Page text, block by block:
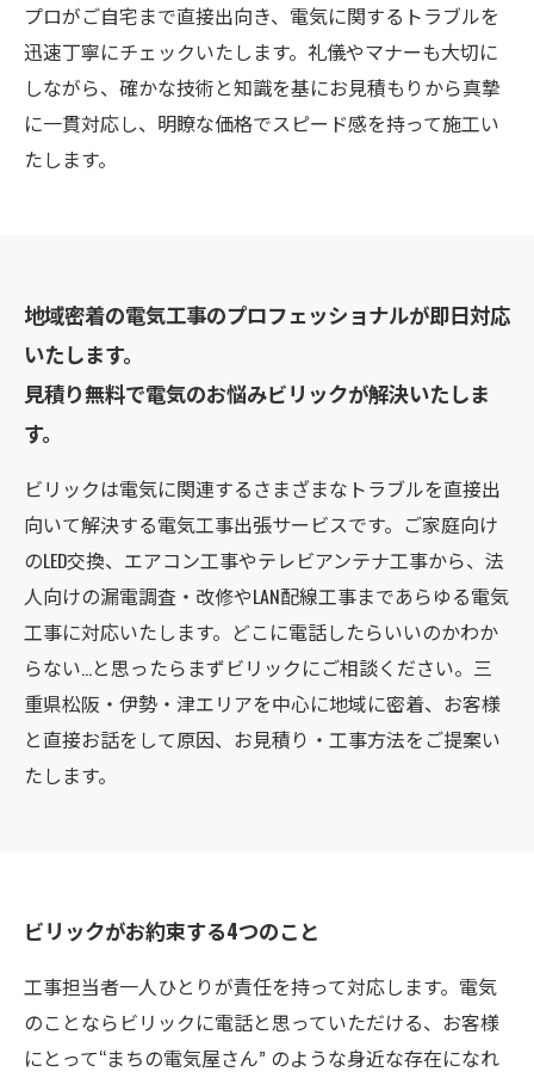
プロがご自宅まで直接出向き、電気に関するトラブルを
迅速丁寧にチェックいたします。礼儀やマナーも大切に
しながら、確かな技術と知識を基にお見積もりから真摯
に一貫対応し、明瞭な価格でスピード感を持って施工い
たします。
地域密着の電気工事のプロフェッショナルが即日対応
いたします。
見積り無料で電気のお悩みビリックが解決いたしま
す。
ビリックは電気に関連するさまざまなトラブルを直接出
向いて解決する電気工事出張サービスです。ご家庭向け
のLED交換、エアコン工事やテレビアンテナ工事から、法
人向けの漏電調査・改修やLAN配線工事まであらゆる電気
工事に対応いたします。どこに電話したらいいのかわか
らない...と思ったらまずビリックにご相談ください。三
重県松阪・伊勢・津エリアを中心に地域に密着、お客様
と直接お話をして原因、お見積り・工事方法をご提案い
たします。
ビリックがお約束する4つのこと
工事担当者一人ひとりが責任を持って対応します。電気
のことならビリックに電話と思っていただける、お客様
にとって“まちの電気屋さん” のような身近な存在になれ